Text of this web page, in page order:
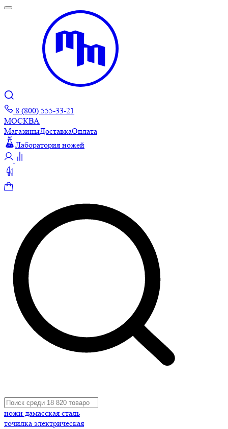
8 (800) 555-33-21
МОСКВА
МагазиныДоставкаОплата
Лаборатория ножей
ножи дамасская сталь
точилка электрическая